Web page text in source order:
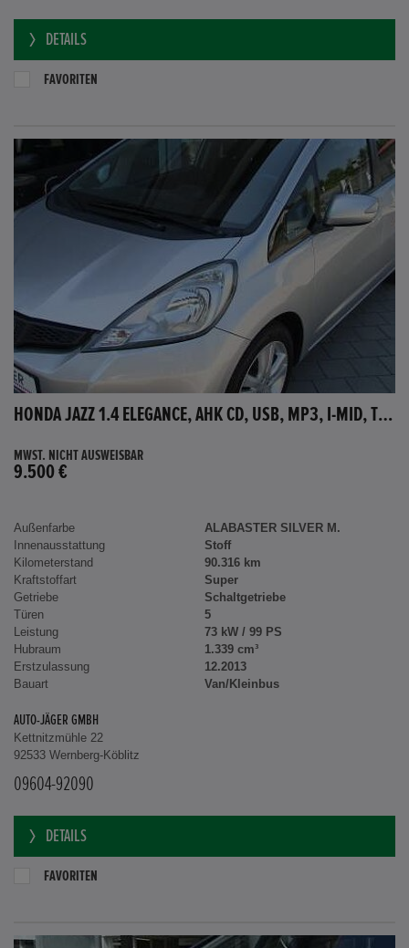
DETAILS
FAVORITEN
HONDA JAZZ 1.4 ELEGANCE, AHK CD, USB, MP3, I-MID, TEMPOMAT, AUX-IN
MWST. NICHT AUSWEISBAR
9.500 €
Außenfarbe
ALABASTER SILVER M.
Innenausstattung
Stoff
Kilometerstand
90.316 km
Kraftstoffart
Super
Getriebe
Schaltgetriebe
Türen
5
Leistung
73 kW / 99 PS
Hubraum
1.339 cm³
Erstzulassung
12.2013
Bauart
Van/Kleinbus
AUTO-JÄGER GMBH
Kettnitzmühle 22
92533 Wernberg-Köblitz
09604-92090
DETAILS
FAVORITEN